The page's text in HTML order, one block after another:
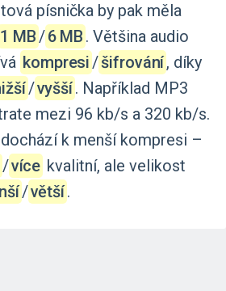
písnička by pak měla
1 MB‍/‌6 MB . Většina audio
kompresi‍/‌šifrování, díky
‍/‌vyšší. Například MP3
mezi 96 kb/s a 320 kb/s.
dochází k menší kompresi –
‍/‌více kvalitní, ale velikost
‍/‌větší.